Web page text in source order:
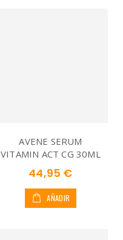
AVENE SERUM
VITAMIN ACT CG 30ML
44,95 €
AÑADIR